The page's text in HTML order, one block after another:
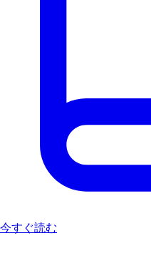
今すぐ読む